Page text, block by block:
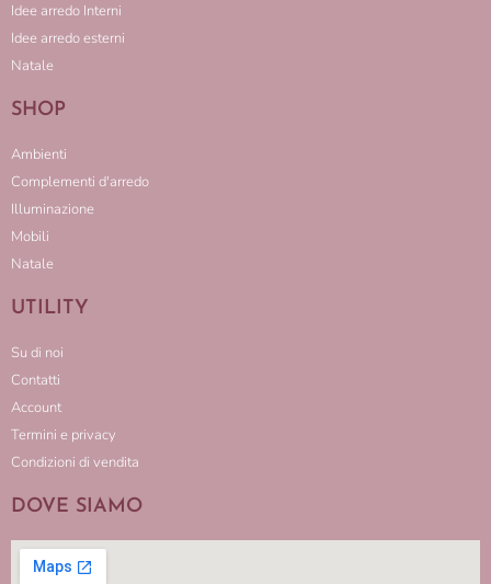
Idee arredo Interni
Idee arredo esterni
Natale
SHOP
Ambienti
Complementi d'arredo
Illuminazione
Mobili
Natale
UTILITY
Su di noi
Contatti
Account
Termini e privacy
Condizioni di vendita
DOVE SIAMO